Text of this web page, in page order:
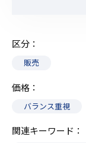
区分
販売
価格
バランス重視
関連キーワード